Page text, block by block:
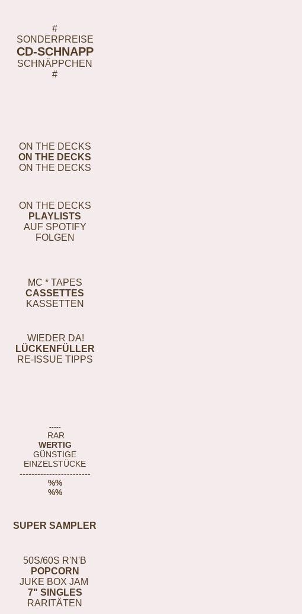
#
SONDERPREISE
CD-SCHNAPP
SCHNÄPPCHEN
#
ON THE DECKS
ON THE DECKS
ON THE DECKS
ON THE DECKS
PLAYLISTS
AUF SPOTIFY
FOLGEN
MC * TAPES
CASSETTES
KASSETTEN
WIEDER DA!
LÜCKENFÜLLER
RE-ISSUE TIPPS
-----
RAR
WERTIG
GÜNSTIGE
EINZELSTÜCKE
------------------------
%%
%%
SUPER SAMPLER
50S/60S R'N'B
POPCORN
JUKE BOX JAM
7" SINGLES
RARITÄTEN